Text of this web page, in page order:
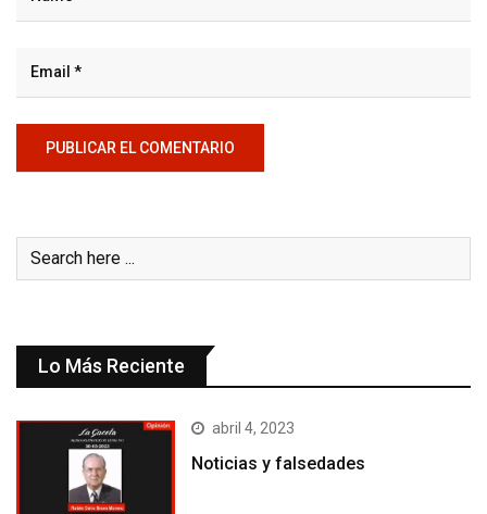
Lo Más Reciente
abril 4, 2023
Noticias y falsedades